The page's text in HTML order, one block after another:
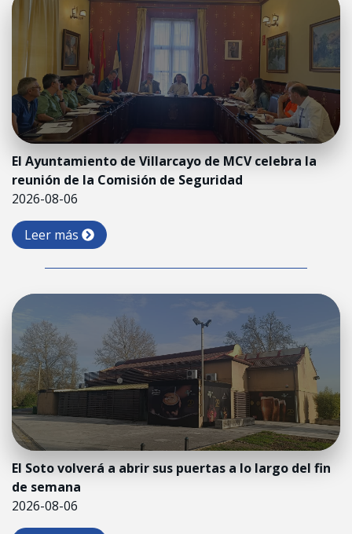
El Ayuntamiento de Villarcayo de MCV celebra la
reunión de la Comisión de Seguridad
2026-08-06
Leer más
El Soto volverá a abrir sus puertas a lo largo del fin
de semana
2026-08-06